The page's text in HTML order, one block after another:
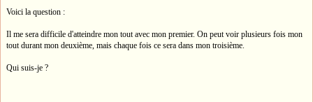
Voici la question :
Il me sera difficile d'atteindre mon tout avec mon premier. On peut voir plusieurs fois mon
tout durant mon deuxième, mais chaque fois ce sera dans mon troisième.
Qui suis-je ?